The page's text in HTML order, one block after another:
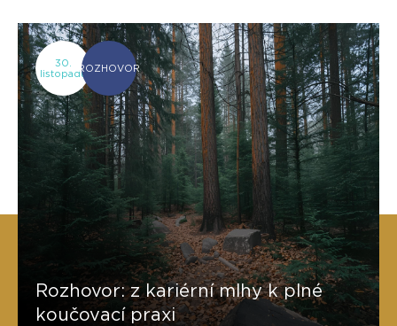
30.
listopaduROZHOVOR
Rozhovor: z kariérní mlhy k plné
koučovací praxi